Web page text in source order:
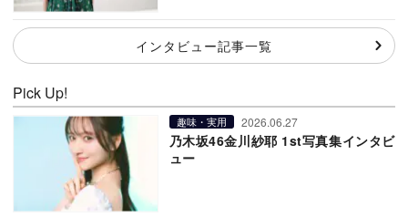
インタビュー記事一覧
Pick Up!
趣味・実用 2026.06.27
乃木坂46金川紗耶 1st写真集インタビ
ュー